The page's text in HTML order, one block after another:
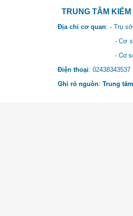
TRUNG TÂM KIỂM SOÁT
Địa chỉ cơ quan: - Trụ
- Cơ sở 2: Khu Hành
- Cơ sở 3: Số 1 Ngõ 2
Điện thoại:
Ghi rõ nguồn: Trung